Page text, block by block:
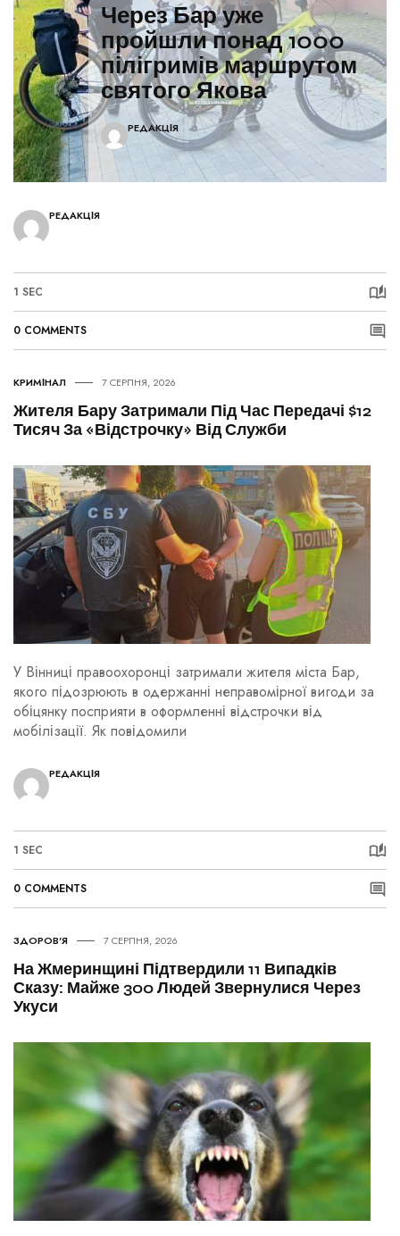
Через Бар уже
пройшли понад 1000
пілігримів маршрутом
святого Якова
РЕДАКЦІЯ
РЕДАКЦІЯ
1 SEC
0 COMMENTS
КРИМІНАЛ 7 СЕРПНЯ, 2026
Жителя Бару Затримали Під Час Передачі $12
Тисяч За «відстрочку» Від Служби
У Вінниці правоохоронці затримали жителя міста Бар,
якого підозрюють в одержанні неправомірної вигоди за
обіцянку посприяти в оформленні відстрочки від
мобілізації. Як повідомили
РЕДАКЦІЯ
1 SEC
0 COMMENTS
ЗДОРОВ'Я 7 СЕРПНЯ, 2026
На Жмеринщині Підтвердили 11 Випадків
Сказу: Майже 300 Людей Звернулися Через
Укуси